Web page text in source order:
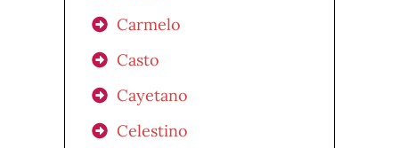
Carmelo
Casto
Cayetano
Celestino